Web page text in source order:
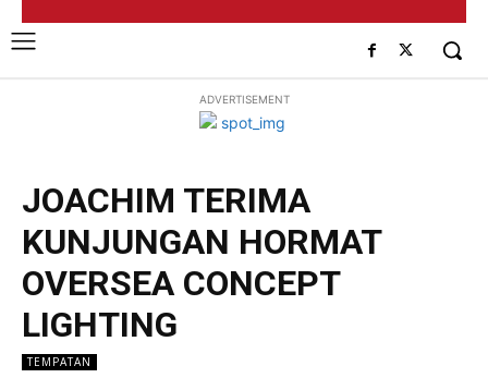
ADVERTISEMENT
JOACHIM TERIMA
KUNJUNGAN HORMAT
OVERSEA CONCEPT
LIGHTING
TEMPATAN